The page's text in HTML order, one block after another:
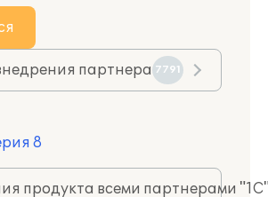
партнера 7791
8
продукта всеми партнерами